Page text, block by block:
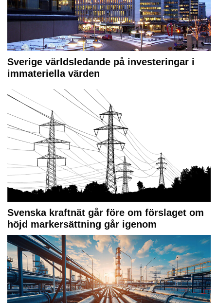
Sverige världsledande på investeringar i
immateriella värden
Svenska kraftnät går före om förslaget om
höjd markersättning går igenom